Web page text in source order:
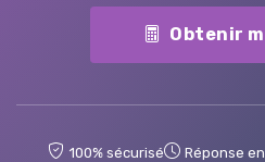
Obtenir
100% sécurisé Réponse